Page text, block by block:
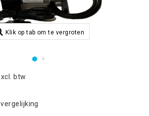
Klik op tab om te vergroten
btw